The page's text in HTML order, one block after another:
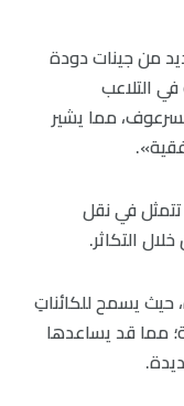
من جينات دودة
التلاعب
مما يشير
في نقل
التكاثر.
حيث يسمح للكائناتِ
مما قد يساعدها